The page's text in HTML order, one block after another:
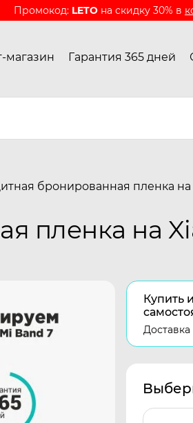
Промокод: LETO на скидку 30% в
магазин Гарантия 365 дней
бронированная пленка на
пленка на
Купить